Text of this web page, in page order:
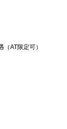
AT限定可）